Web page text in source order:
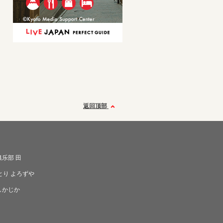
返回顶部
部 田
り よろずや
かじか